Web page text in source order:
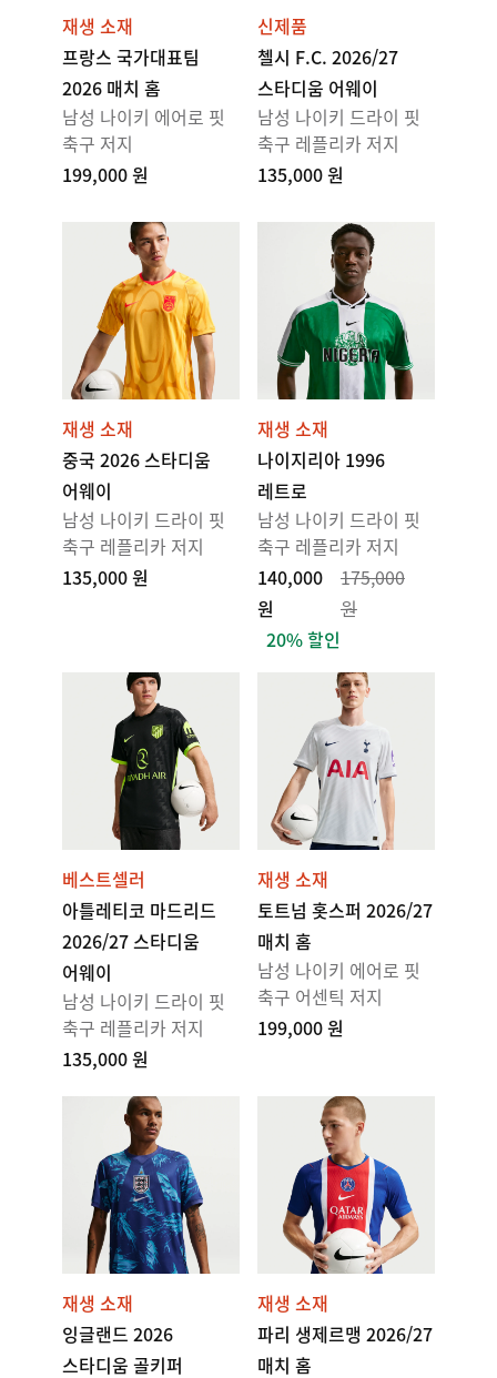
재생 소재
프랑스 국가대표팀
2026 매치 홈
남성 나이키 에어로 핏
축구 저지
199,000 원
신제품
첼시 F.C. 2026/27
스타디움 어웨이
남성 나이키 드라이 핏
축구 레플리카 저지
135,000 원
재생 소재
중국 2026 스타디움
어웨이
남성 나이키 드라이 핏
축구 레플리카 저지
135,000 원
재생 소재
나이지리아 1996
레트로
남성 나이키 드라이 핏
축구 레플리카 저지
140,000
원
175,000
원
20% 할인
베스트셀러
아틀레티코 마드리드
2026/27 스타디움
어웨이
남성 나이키 드라이 핏
축구 레플리카 저지
135,000 원
재생 소재
토트넘 홋스퍼 2026/27
매치 홈
남성 나이키 에어로 핏
축구 어센틱 저지
199,000 원
재생 소재
잉글랜드 2026
스타디움 골키퍼
재생 소재
파리 생제르맹 2026/27
매치 홈